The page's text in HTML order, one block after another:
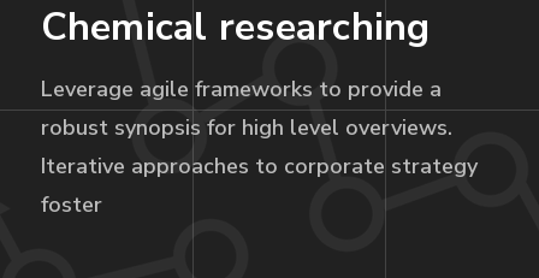
Chemical researching
Leverage agile frameworks to provide a
robust synopsis for high level overviews.
Iterative approaches to corporate strategy
foster